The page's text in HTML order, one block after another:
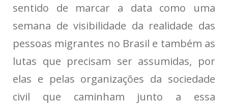
sentido de marcar a data como uma
semana de visibilidade da realidade das
pessoas migrantes no Brasil e também as
lutas que precisam ser assumidas, por
elas e pelas organizações da sociedade
civil que caminham junto a essa